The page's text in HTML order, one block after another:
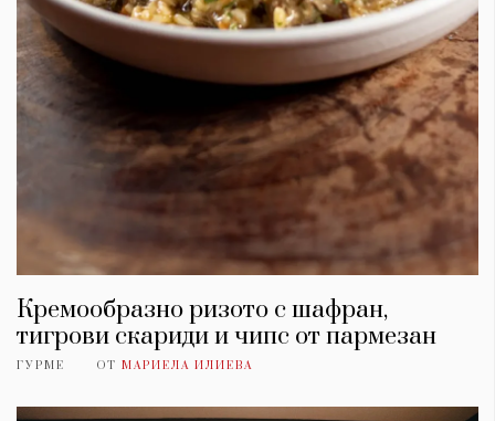
Кремообразно ризото с шафран,
тигрови скариди и чипс от пармезан
ГУРМЕ ОТ МАРИЕЛА ИЛИЕВА